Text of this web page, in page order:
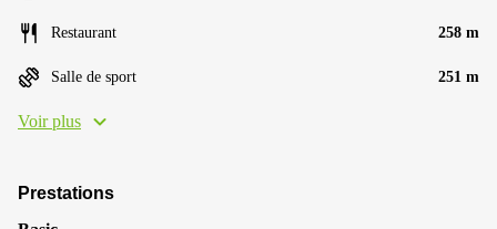
Restaurant 258 m
Salle de sport 251 m
Voir plus
Prestations